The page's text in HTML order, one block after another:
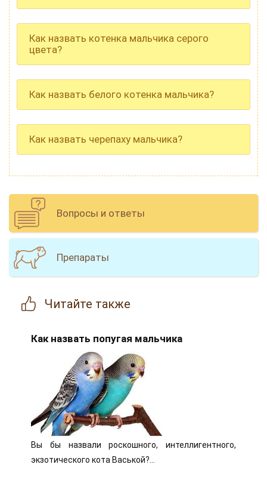
Как назвать котенка мальчика серого
цвета?
Как назвать белого котенка мальчика?
Как назвать черепаху мальчика?
Вопросы и ответы
Препараты
Читайте также
Как назвать попугая мальчика
Вы бы назвали роскошного, интеллигентного,
экзотического кота Васькой?…